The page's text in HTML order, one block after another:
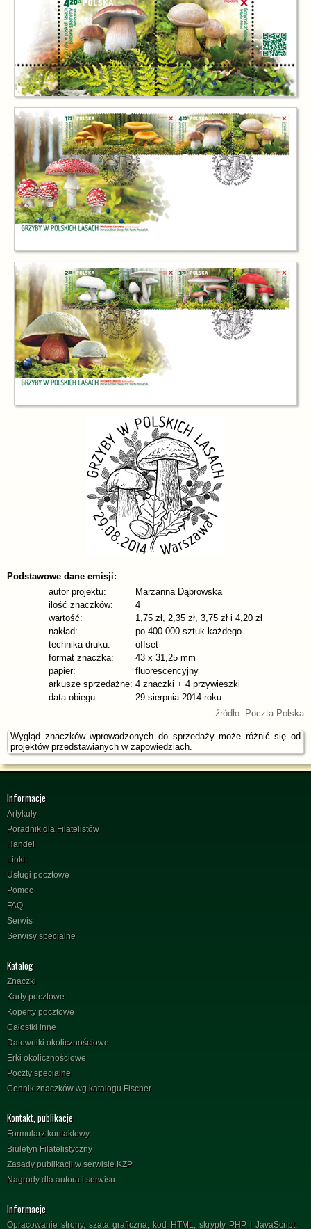
Podstawowe dane emisji:
autor projektu:
Marzanna Dąbrowska
ilość znaczków:
4
wartość:
1,75 zł, 2,35 zł, 3,75 zł i 4,20 zł
nakład:
po 400.000 sztuk każdego
technika druku:
offset
format znaczka:
43 x 31,25 mm
papier:
fluorescencyjny
arkusze sprzedażne: 4 znaczki + 4 przywieszki
data obiegu:
29 sierpnia 2014 roku
źródło: Poczta Polska
Wygląd znaczków wprowadzonych do sprzedaży może różnić się od
projektów przedstawianych w zapowiedziach.
Informacje
Artykuły
Poradnik dla Filatelistów
Handel
Linki
Usługi pocztowe
Pomoc
FAQ
Serwis
Serwisy specjalne
Katalog
Znaczki
Karty pocztowe
Koperty pocztowe
Całostki inne
Datowniki okolicznościowe
Erki okolicznościowe
Poczty specjalne
Cennik znaczków wg katalogu Fischer
Kontakt, publikacje
Formularz kontaktowy
Biuletyn Filatelistyczny
Zasady publikacji w serwisie KZP
Nagrody dla autora i serwisu
Informacje
Opracowanie strony, szata graficzna, kod HTML, skrypty PHP i JavaScript,